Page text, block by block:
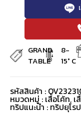
GRAND
TABLE
8-
15° C
รหัสสินค้า :
หมวดหมู่ : เสื้อโค้ท, เ
ทริปแนะนำ : ทริปยุโรป